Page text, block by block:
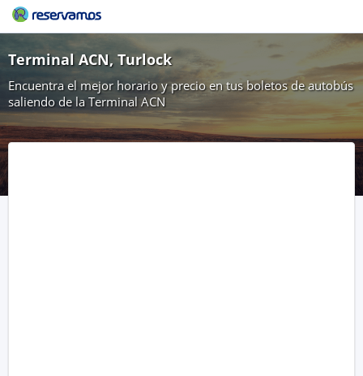
Terminal ACN, Turlock
Encuentra el mejor horario y precio en tus boletos de autobús
saliendo de la Terminal ACN